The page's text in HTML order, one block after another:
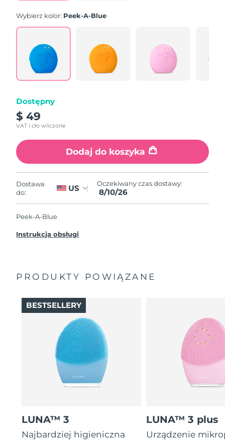
Wybierz kolor: Peek-A-Blue
Dostępny
$ 49
VAT i cło wliczone
Dodaj do koszyka
Dostawa
do:
US Oczekiwany czas dostawy:
8/10/26
Peek-A-Blue
Instrukcja obsługi
PRODUKTY POWIĄZANE
LUNA™ 3
Najbardziej higieniczna
BESTSELLERY
LUNA™ 3 plus
Urządzenie